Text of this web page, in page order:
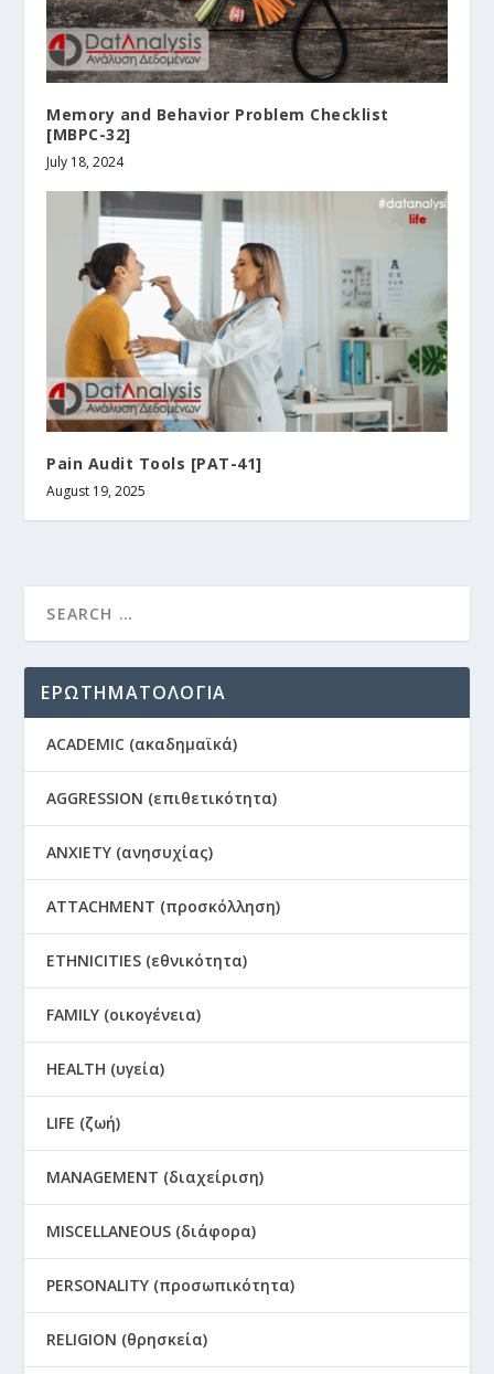
Memory and Behavior Problem Checklist
[MBPC-32]
July 18, 2024
Pain Audit Tools [PAT-41]
August 19, 2025
ΕΡΩΤΗΜΑΤΟΛΟΓΙΑ
ACADEMIC (ακαδημαϊκά)
AGGRESSION (επιθετικότητα)
ANXIETY (ανησυχίας)
ATTACHMENT (προσκόλληση)
ETHNICITIES (εθνικότητα)
FAMILY (οικογένεια)
HEALTH (υγεία)
LIFE (ζωή)
MANAGEMENT (διαχείριση)
MISCELLANEOUS (διάφορα)
PERSONALITY (προσωπικότητα)
RELIGION (θρησκεία)